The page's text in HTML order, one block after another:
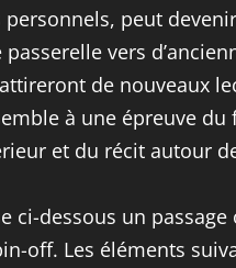
peut
vers
de nouveaux
à une épreuve du
et du récit autour
ci-dessous un
off. Les éléments